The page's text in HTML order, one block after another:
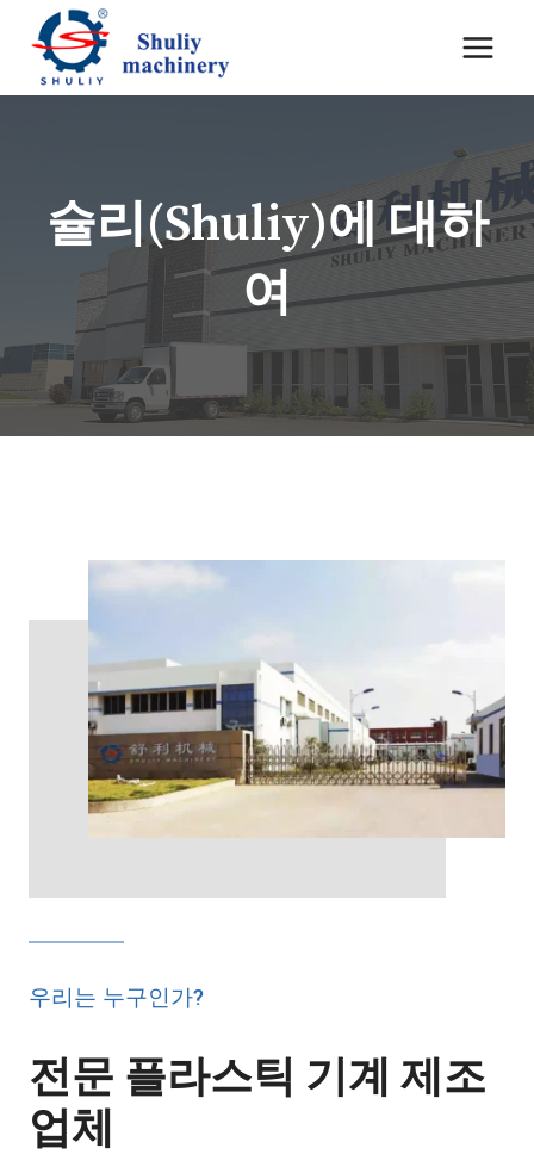
content
슐리(Shuliy)에 대하
여
우리는 누구인가?
전문 플라스틱 기계 제조
업체